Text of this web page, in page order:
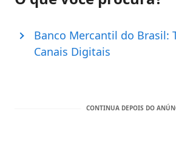
Banco Mercantil do Brasil:
Canais Digitais